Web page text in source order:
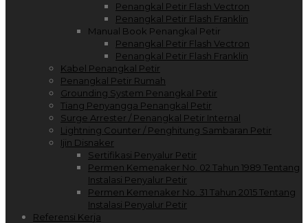
Penangkal Petir Flash Vectron
Penangkal Petir Flash Franklin
Manual Book Penangkal Petir
Penangkal Petir Flash Vectron
Penangkal Petir Flash Franklin
Kabel Penangkal Petir
Penangkal Petir Rumah
Grounding System Penangkal Petir
Tiang Penyangga Penangkal Petir
Surge Arrester / Penangkal Petir Internal
Lightning Counter / Penghitung Sambaran Petir
Ijin Disnaker
Sertifikasi Penyalur Petir
Permen Kemenaker No. 02 Tahun 1989 Tentang
Instalasi Penyalur Petir
Permen Kemenaker No. 31 Tahun 2015 Tentang
Instalasi Penyalur Petir
Referensi Kerja